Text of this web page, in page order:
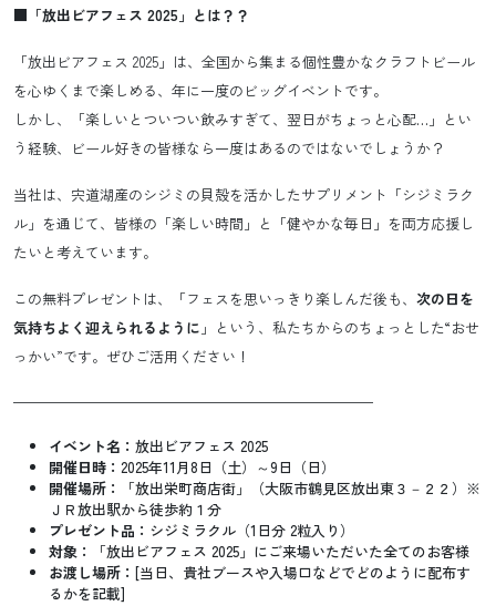
■「放出ビアフェス 2025」とは？？
「放出ビアフェス 2025」は、全国から集まる個性豊かなクラフトビール
を心ゆくまで楽しめる、年に一度のビッグイベントです。
しかし、「楽しいとついつい飲みすぎて、翌日がちょっと心配…」とい
う経験、ビール好きの皆様なら一度はあるのではないでしょうか？
当社は、宍道湖産のシジミの貝殻を活かしたサプリメント「シジミラク
ル」を通じて、皆様の「楽しい時間」と「健やかな毎日」を両方応援し
たいと考えています。
この無料プレゼントは、「フェスを思いっきり楽しんだ後も、 次の日を
気持ちよく迎えられるように 」という、私たちからのちょっとした“おせ
っかい”です。ぜひご活用ください！
—————————————————————————
イベント名： 放出ビアフェス 2025
開催日時： 2025年11月8日（土）～9日（日）
開催場所：
「放出栄町商店街」（大阪市鶴見区放出東３－２２）※
ＪＲ放出駅から徒歩約１分
プレゼント品： シジミラクル（1日分 2粒入り）
対象：
「放出ビアフェス 2025」にご来場いただいた全てのお客様
お渡し場所： [当日、貴社ブースや入場口などでどのように配布す
るかを記載]